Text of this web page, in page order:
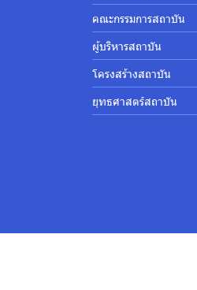
คณะกรรมการสถาบัน
ผู้บริหารสถาบัน
โครงสร้างสถาบัน
ยุทธศาสตร์สถาบัน